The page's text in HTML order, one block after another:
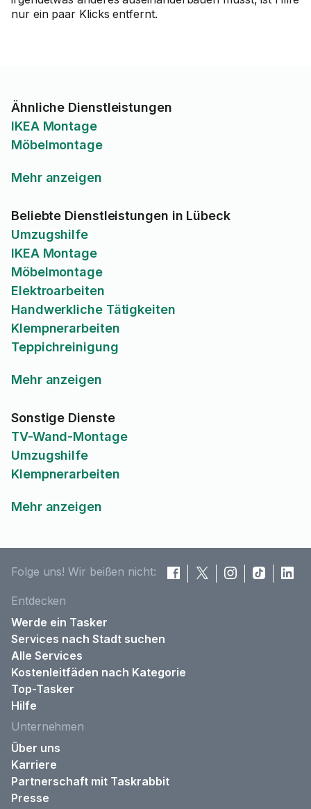
nur ein paar Klicks entfernt.
Ähnliche Dienstleistungen
IKEA Montage
Möbelmontage
Mehr anzeigen
Beliebte Dienstleistungen in Lübeck
Umzugshilfe
IKEA Montage
Möbelmontage
Elektroarbeiten
Handwerkliche Tätigkeiten
Klempnerarbeiten
Teppichreinigung
Mehr anzeigen
Sonstige Dienste
TV-Wand-Montage
Umzugshilfe
Klempnerarbeiten
Mehr anzeigen
Folge uns! Wir beißen nicht:
Entdecken
Werde ein Tasker
Services nach Stadt suchen
Alle Services
Kostenleitfäden nach Kategorie
Top-Tasker
Hilfe
Unternehmen
Über uns
Karriere
Partnerschaft mit Taskrabbit
Presse